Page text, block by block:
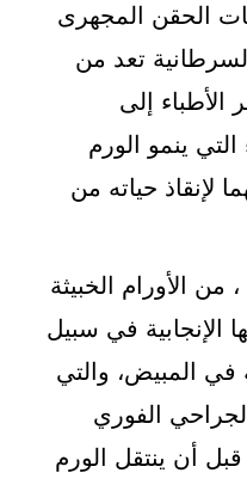
الحقن المجهرى
تعد من
الأطباء إلى
ينمو الورم
لإنقاذ حياته من
، من الأورام الخبيثة
الإنجابية في سبيل
في المبيض، والتي
الفوري
أن ينتقل الورم